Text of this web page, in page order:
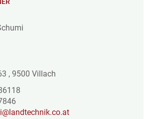
, 9500 Villach